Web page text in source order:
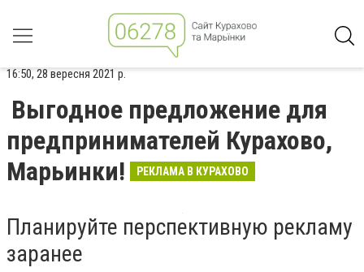
16:50, 28 вересня 2021 р.
Выгодное предложение для
предпринимателей Курахово,
Марьинки!
РЕКЛАМА В КУРАХОВО
Планируйте перспективную рекламу
заранее